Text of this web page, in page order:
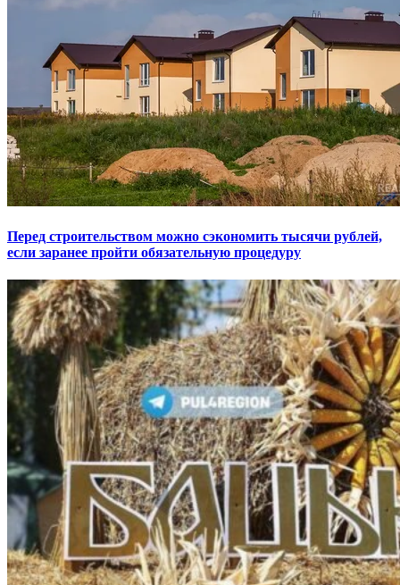
Перед строительством можно сэкономить тысячи рублей,
если заранее пройти обязательную процедуру